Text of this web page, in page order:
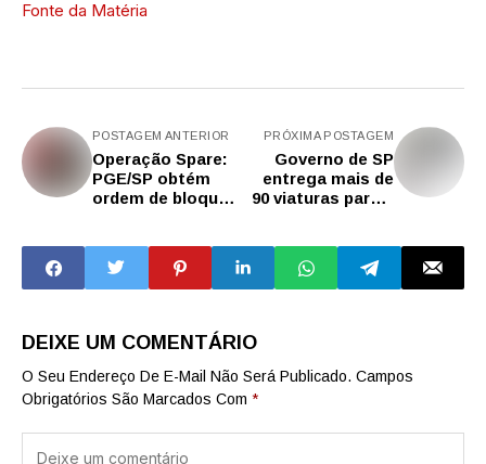
Fonte da Matéria
POSTAGEM ANTERIOR
Operação Spare:
PGE/SP obtém
ordem de bloqueio
PRÓXIMA POSTAGEM
Governo de SP
entrega mais de
90 viaturas para a
DEIXE UM COMENTÁRIO
O Seu Endereço De E-Mail Não Será Publicado. Campos
Obrigatórios São Marcados Com *